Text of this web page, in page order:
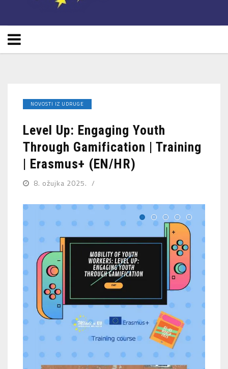
NOVOSTI IZ UDRUGE
Level Up: Engaging Youth
Through Gamification | Training
| Erasmus+ (EN/HR)
8. ožujka 2025.